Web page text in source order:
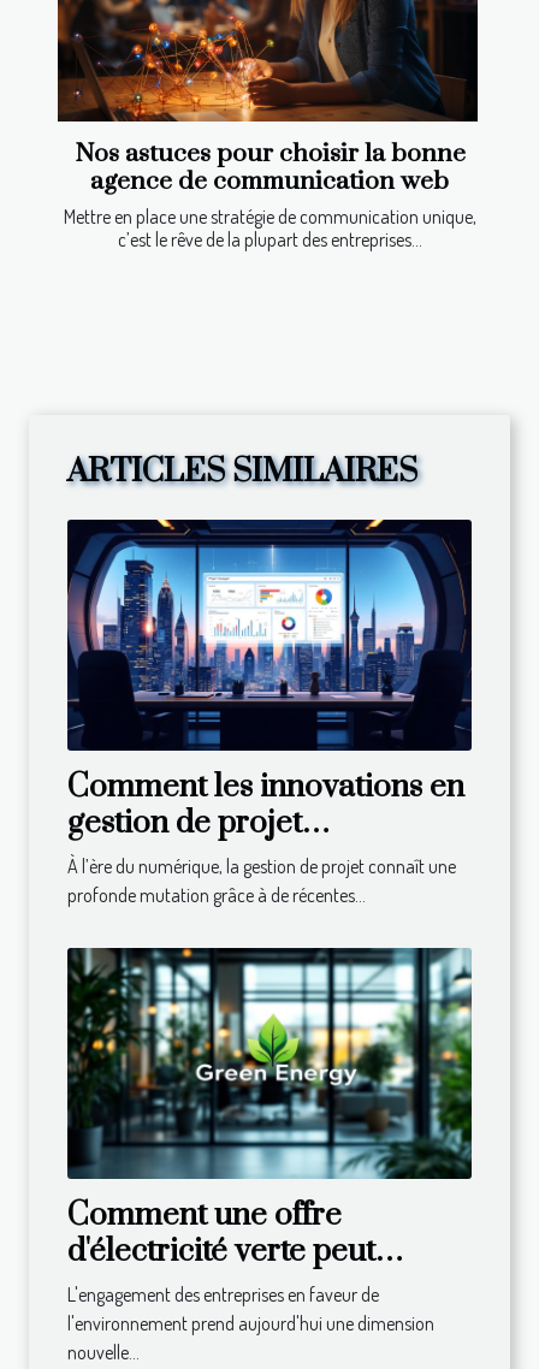
Nos astuces pour choisir la bonne
agence de communication web
Mettre en place une stratégie de communication unique,
c’est le rêve de la plupart des entreprises...
ARTICLES SIMILAIRES
Comment les innovations en
gestion de projet
transforment-elles les
entreprises ?
À l’ère du numérique, la gestion de projet connaît une
profonde mutation grâce à de récentes...
Comment une offre
d'électricité verte peut
booster la satisfaction des
employés ?
L'engagement des entreprises en faveur de
l'environnement prend aujourd'hui une dimension
nouvelle...